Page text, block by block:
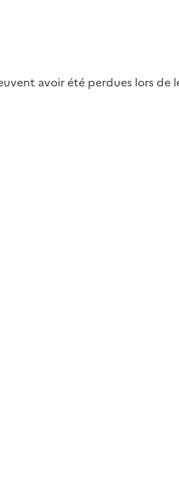
avoir été perdues lors